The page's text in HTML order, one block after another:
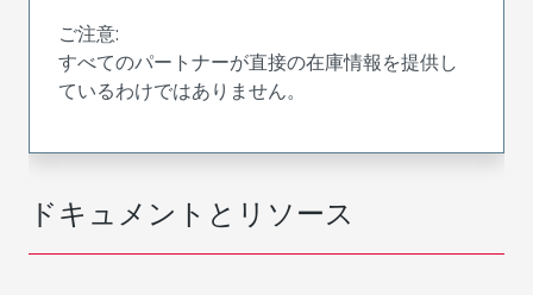
ドキュメントとリソース
ご注意:
すべてのパートナーが直接の在庫情報を提供し
ているわけではありません。